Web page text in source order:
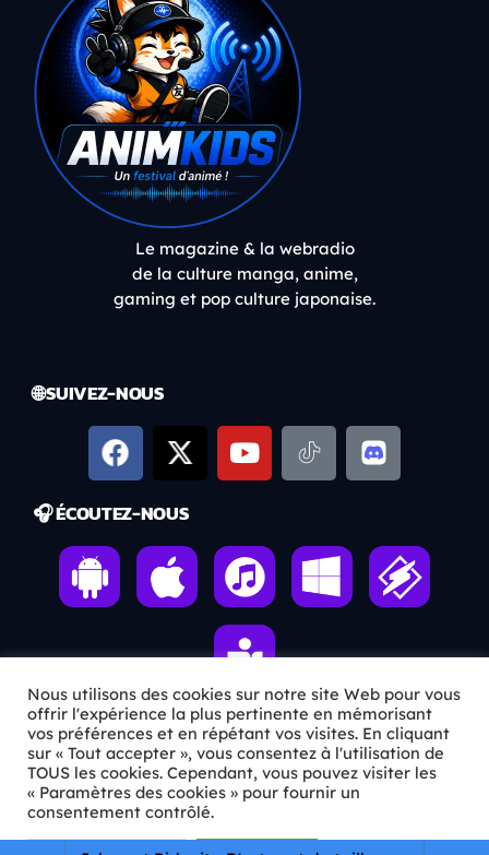
Le magazine & la webradio
de la culture manga, anime,
gaming et pop culture japonaise.
🌐 SUIVEZ-NOUS
🎧 ÉCOUTEZ-NOUS
ℹ️ INFOS PRATIQUES
✉️Contact
🦊Qui sommes-nous ?
Nous utilisons des cookies sur notre site Web pour vous
offrir l'expérience la plus pertinente en mémorisant
vos préférences et en répétant vos visites. En cliquant
sur « Tout accepter », vous consentez à l'utilisation de
TOUS les cookies. Cependant, vous pouvez visiter les
« Paramètres des cookies » pour fournir un
consentement contrôlé.